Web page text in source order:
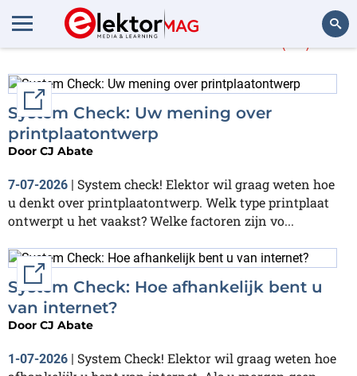
Meer overinternet
System Check: Uw mening over
printplaatontwerp
Door CJ Abate
7-07-2026 | System check! Elektor wil graag weten hoe
u denkt over printplaatontwerp. Welk type printplaat
ontwerpt u het vaakst? Welke factoren zijn vo...
System Check: Hoe afhankelijk bent u
van internet?
Door CJ Abate
1-07-2026 | System Check! Elektor wil graag weten hoe